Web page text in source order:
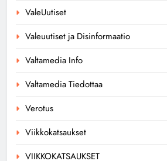
ValeUutiset
Valeuutiset ja Disinformaatio
Valtamedia Info
Valtamedia Tiedottaa
Verotus
Viikkokatsaukset
VIIKKOKATSAUKSET